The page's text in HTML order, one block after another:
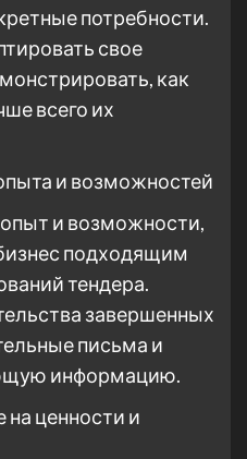
потребности.
свое
как
всего их
и возможностей
и возможности,
подходящим
тендера.
завершенных
письма и
информацию.
на ценности и